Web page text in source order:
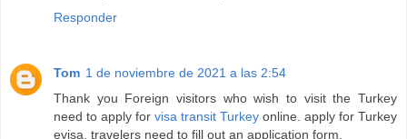
Responder
Tom 1 de noviembre de 2021 a las 2:54
Thank you Foreign visitors who wish to visit the Turkey
need to apply for visa transit Turkey online. apply for Turkey
evisa, travelers need to fill out an application form,